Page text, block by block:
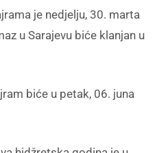
je nedjelju, 30. marta
u Sarajevu biće klanjan u
biće u petak, 06. juna